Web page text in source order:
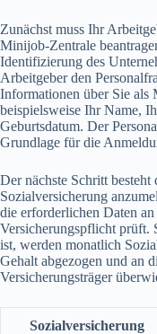
Zunächst muss Ihr
Minijob-Zentrale
Identifizierung des
Arbeitgeber den
Informationen über Sie als
beispielsweise Ihr Name,
Geburtsdatum. Der
Grundlage für die
Der nächste Schritt
Sozialversicherung
die erforderlichen Daten an
Versicherungspflicht prüft.
ist, werden monatlich
Gehalt abgezogen und an
Versicherungsträger
Sozialversicherung